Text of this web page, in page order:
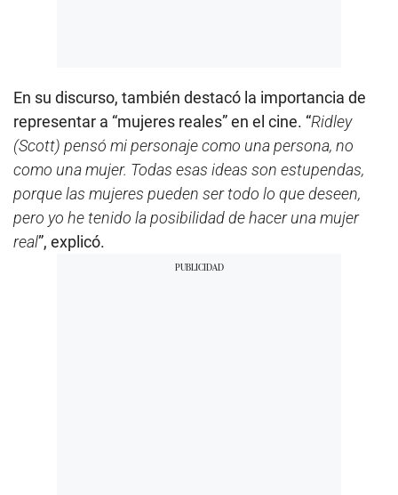
En su discurso, también destacó la importancia de
representar a “mujeres reales” en el cine. “Ridley
(Scott) pensó mi personaje como una persona, no
como una mujer. Todas esas ideas son estupendas,
porque las mujeres pueden ser todo lo que deseen,
pero yo he tenido la posibilidad de hacer una mujer
real”, explicó.